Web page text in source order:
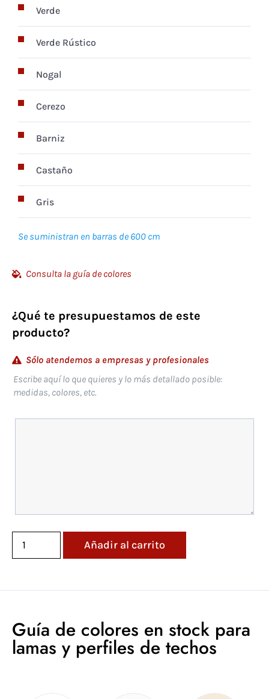
Verde
Verde Rústico
Nogal
Cerezo
Barniz
Castaño
Gris
Se suministran en barras de 600 cm
Consulta la guía de colores
¿Qué te presupuestamos de este
producto?
Sólo atendemos a empresas y profesionales
Escribe aquí lo que quieres y lo más detallado posible:
medidas, colores, etc.
Añadir al carrito
Guía de colores en stock para
lamas y perfiles de techos